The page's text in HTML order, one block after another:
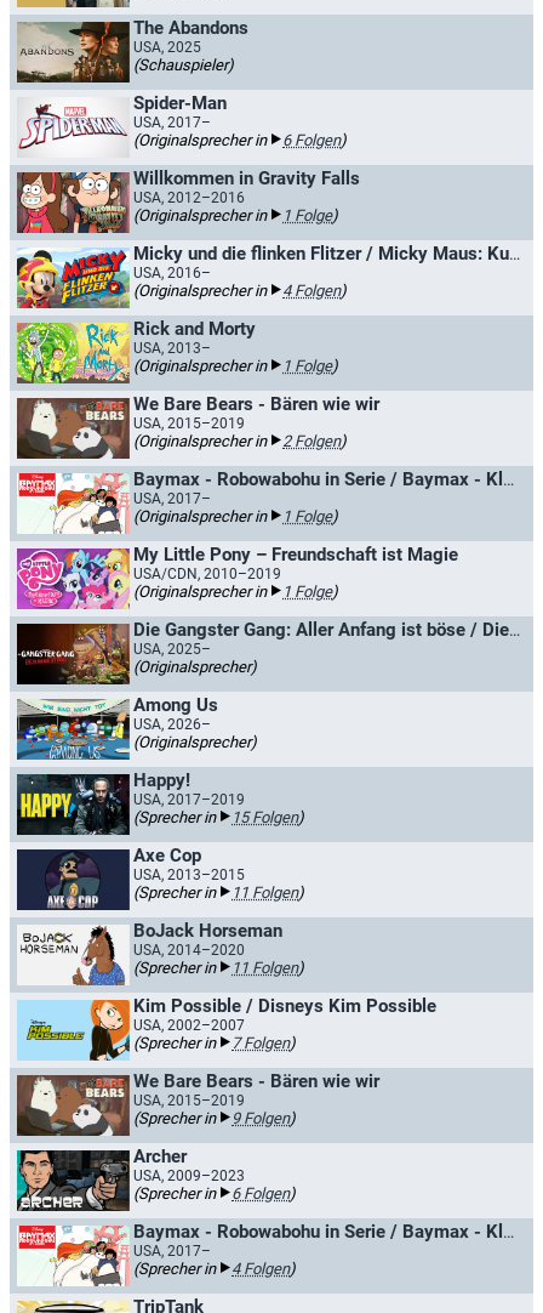
The Abandons
USA, 2025
(Schauspieler)
Spider-Man
USA, 2017–
(Originalsprecher in 6 Folgen)
Willkommen in Gravity Falls
USA, 2012–2016
(Originalsprecher in 1 Folge)
Micky und die flinken Flitzer / Micky Maus: Kunterbunte Abenteuer
USA, 2016–
(Originalsprecher in 4 Folgen)
Rick and Morty
USA, 2013–
(Originalsprecher in 1 Folge)
We Bare Bears - Bären wie wir
USA, 2015–2019
(Originalsprecher in 2 Folgen)
Baymax - Robowabohu in Serie / Baymax - Kleines Robowabohu
USA, 2017–
(Originalsprecher in 1 Folge)
My Little Pony – Freundschaft ist Magie
USA/CDN, 2010–2019
(Originalsprecher in 1 Folge)
Die Gangster Gang: Aller Anfang ist böse / Die Gangster Gang: Die Serie
USA, 2025–
(Originalsprecher)
Among Us
USA, 2026–
(Originalsprecher)
Happy!
USA, 2017–2019
(Sprecher in 15 Folgen)
Axe Cop
USA, 2013–2015
(Sprecher in 11 Folgen)
BoJack Horseman​
USA, 2014–2020
(Sprecher in 11 Folgen)
Kim Possible / Disneys Kim Possible
USA, 2002–2007
(Sprecher in 7 Folgen)
We Bare Bears - Bären wie wir
USA, 2015–2019
(Sprecher in 9 Folgen)
Archer
USA, 2009–2023
(Sprecher in 6 Folgen)
Baymax - Robowabohu in Serie / Baymax - Kleines Robowabohu
USA, 2017–
(Sprecher in 4 Folgen)
TripTank